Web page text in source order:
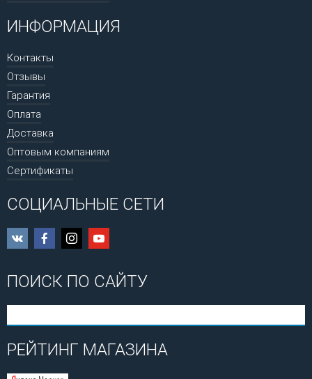
ИНФОРМАЦИЯ
Контакты
Отзывы
Гарантия
Оплата
Доставка
Оптовым компаниям
Сертификаты
СОЦИАЛЬНЫЕ СЕТИ
ПОИСК ПО САЙТУ
РЕЙТИНГ МАГАЗИНА